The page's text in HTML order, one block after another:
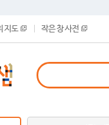
지도 작은 창 사전